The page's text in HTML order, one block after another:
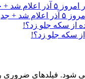
سکه جلو زد؟!
شود. فیلدهای ضروری